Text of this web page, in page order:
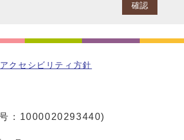
確認
クセシビリティ方針
：1000020293440)